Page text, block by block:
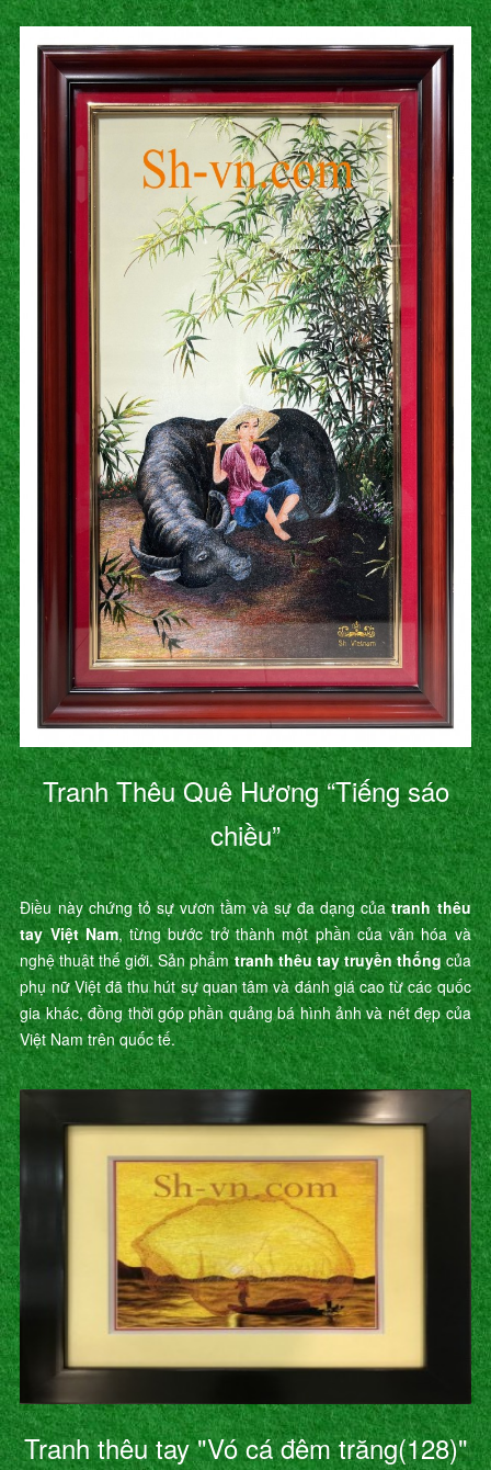
Tranh Thêu Quê Hương “Tiếng sáo
chiều”
Điều này chứng tỏ sự vươn tầm và sự đa dạng củatranh thêu
tay Việt Nam, từng bước trở thành một phần của văn hóa và
nghệ thuật thế giới. Sản phẩmtranh thêu tay truyền thốngcủa
phụ nữ Việt đã thu hút sự quan tâm và đánh giá cao từ các quốc
gia khác, đồng thời góp phần quảng bá hình ảnh và nét đẹp của
Việt Nam trên quốc tế.
Tranh thêu tay "Vó cá đêm trăng(128)"